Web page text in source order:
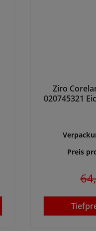
Ziro
020745321
Preis